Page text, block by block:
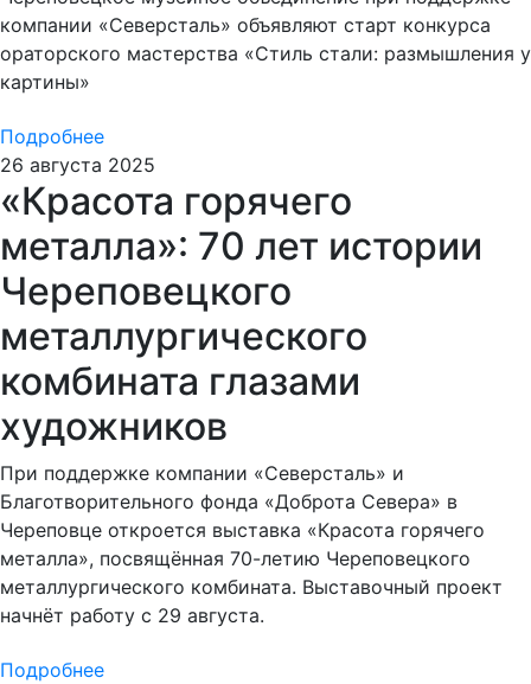
компании «Северсталь» объявляют старт конкурса
ораторского мастерства «Стиль стали: размышления у
картины»
Подробнее
26 августа 2025
«Красота горячего
металла»: 70 лет истории
Череповецкого
металлургического
комбината глазами
художников
При поддержке компании «Северсталь» и
Благотворительного фонда «Доброта Севера» в
Череповце откроется выставка «Красота горячего
металла», посвящённая 70-летию Череповецкого
металлургического комбината. Выставочный проект
начнёт работу с 29 августа.
Подробнее